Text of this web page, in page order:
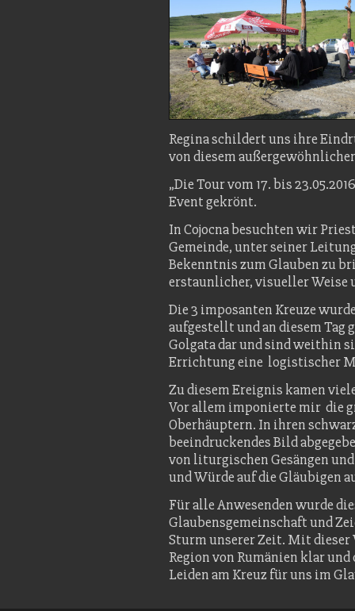
Regina schildert uns ihre
von diesem
„Die Tour vom 17. bis
Event gekrönt.
In Cojocna besuchten wir
Gemeinde, unter seiner
Bekenntnis zum Glauben zu
erstaunlicher, visueller Weise
Die 3 imposanten Kreuze
aufgestellt und an diesem Tag
Golgata dar und sind weithin
Errichtung eine logistischer
Zu diesem Ereignis kamen
Vor allem imponierte mir die
Oberhäuptern. In ihren
beeindruckendes Bild
von liturgischen Gesängen
und Würde auf die Gläubigen
Für alle Anwesenden wurde
Glaubensgemeinschaft und
Sturm unserer Zeit. Mit dieser
Region von Rumänien klar
Leiden am Kreuz für uns im